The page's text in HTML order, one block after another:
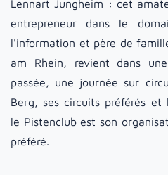
Lennart Jungheim : cet
entrepreneur dans le
l'information et père de
am Rhein, revient dans
passée, une journée sur
Berg, ses circuits préférés et
le Pistenclub est son
préféré.